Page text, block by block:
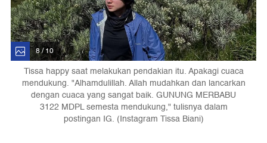
8 / 10
Tissa happy saat melakukan pendakian itu. Apakagi cuaca
mendukung. "Alhamdulillah. Allah mudahkan dan lancarkan
dengan cuaca yang sangat baik. GUNUNG MERBABU
3122 MDPL semesta mendukung," tulisnya dalam
postingan IG. (Instagram Tissa Biani)